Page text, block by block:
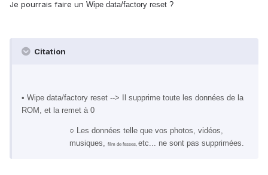
Je pourrais faire un Wipe data/factory reset ?
Citation
• Wipe data/factory reset --> Il supprime toute les données de la
ROM, et la remet à 0
○ Les données telle que vos photos, vidéos,
musiques, film de fesses, etc... ne sont pas supprimées.